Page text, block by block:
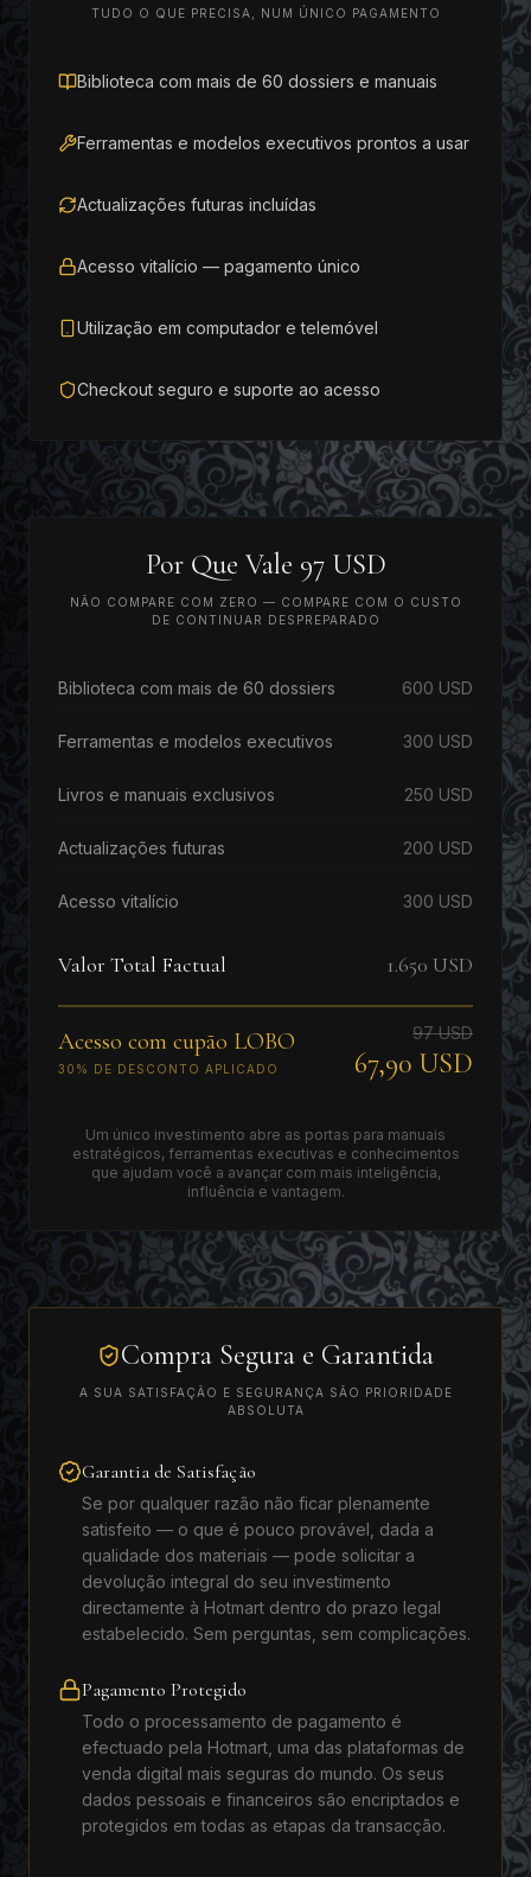
TUDO O QUE PRECISA, NUM ÚNICO PAGAMENTO
Biblioteca com mais de 60 dossiers e manuais
Ferramentas e modelos executivos prontos a usar
Actualizações futuras incluídas
Acesso vitalício — pagamento único
Utilização em computador e telemóvel
Checkout seguro e suporte ao acesso
Por Que Vale 97 USD
NÃO COMPARE COM ZERO — COMPARE COM O CUSTO
DE CONTINUAR DESPREPARADO
Biblioteca com mais de 60 dossiers 600 USD
Ferramentas e modelos executivos 300 USD
Livros e manuais exclusivos 250 USD
Actualizações futuras 200 USD
Acesso vitalício 300 USD
Valor Total Factual 1.650 USD
Acesso com cupão LOBO
30% DE DESCONTO APLICADO
97 USD
67,90 USD
Um único investimento abre as portas para manuais
estratégicos, ferramentas executivas e conhecimentos
que ajudam você a avançar com mais inteligência,
influência e vantagem.
Compra Segura e Garantida
A SUA SATISFAÇÃO E SEGURANÇA SÃO PRIORIDADE
ABSOLUTA
Garantia de Satisfação
Se por qualquer razão não ficar plenamente
satisfeito — o que é pouco provável, dada a
qualidade dos materiais — pode solicitar a
devolução integral do seu investimento
directamente à Hotmart dentro do prazo legal
estabelecido. Sem perguntas, sem complicações.
Pagamento Protegido
Todo o processamento de pagamento é
efectuado pela Hotmart, uma das plataformas de
venda digital mais seguras do mundo. Os seus
dados pessoais e financeiros são encriptados e
protegidos em todas as etapas da transacção.